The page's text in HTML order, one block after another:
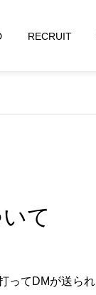
RECRUIT
て
ってDMが送られ